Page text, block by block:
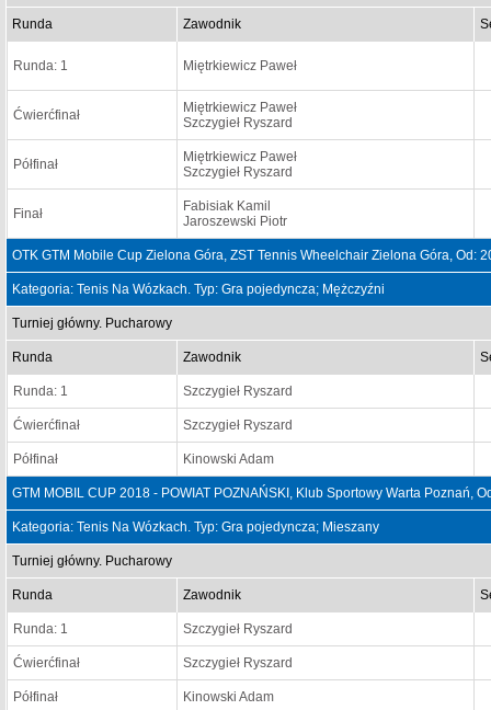
Runda Zawodnik
Runda: 1 Miętrkiewicz Paweł
Ćwierćfinał
Miętrkiewicz Paweł
Szczygieł Ryszard
Półfinał
Miętrkiewicz Paweł
Szczygieł Ryszard
Finał
Fabisiak Kamil
Jaroszewski Piotr
OTK GTM Mobile Cup Zielona Góra, ZST Tennis Wheelchair Zielona Góra, Od:
Kategoria: Tenis Na Wózkach. Typ: Gra pojedyncza; Mężczyźni
Turniej główny. Pucharowy
Runda Zawodnik
Runda: 1 Szczygieł Ryszard
Ćwierćfinał Szczygieł Ryszard
Półfinał Kinowski Adam
GTM MOBIL CUP 2018 - POWIAT POZNAŃSKI, Klub Sportowy Warta Poznań,
Kategoria: Tenis Na Wózkach. Typ: Gra pojedyncza; Mieszany
Turniej główny. Pucharowy
Runda Zawodnik
Runda: 1 Szczygieł Ryszard
Ćwierćfinał Szczygieł Ryszard
Półfinał Kinowski Adam